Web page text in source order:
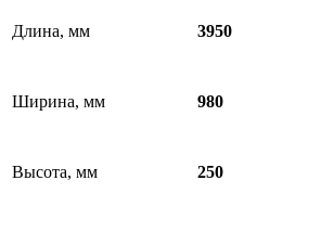
Длина, мм 3950
Ширина, мм 980
Высота, мм 250